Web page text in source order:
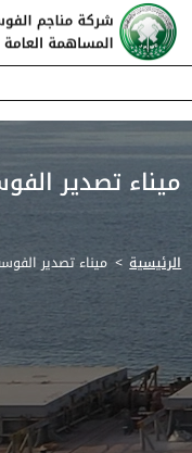
ميناء تصدير
الرئيسية ميناء تصدير